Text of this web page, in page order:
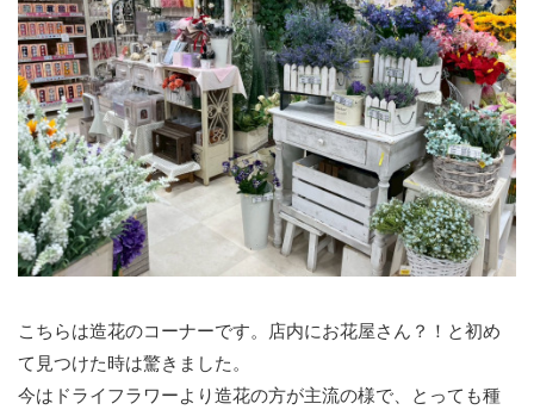
こちらは造花のコーナーです。店内にお花屋さん？！と初め
て見つけた時は驚きました。
今はドライフラワーより造花の方が主流の様で、とっても種